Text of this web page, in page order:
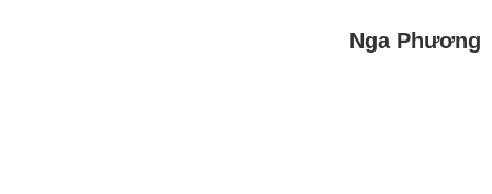
Nga Phương